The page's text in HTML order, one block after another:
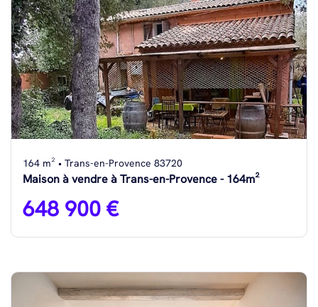
164 m² • Trans-en-Provence 83720
Maison à vendre à Trans-en-Provence - 164m²
648 900 €